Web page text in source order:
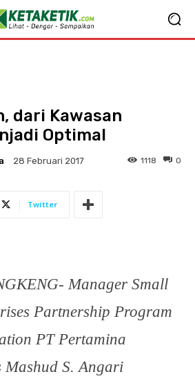
dari Kawasan
Optimal
28 Februari 2017 0
1118
Twitter
Manager Small
Partnership Program
PT Pertamina
Mashud S. Angari